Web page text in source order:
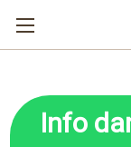
Info